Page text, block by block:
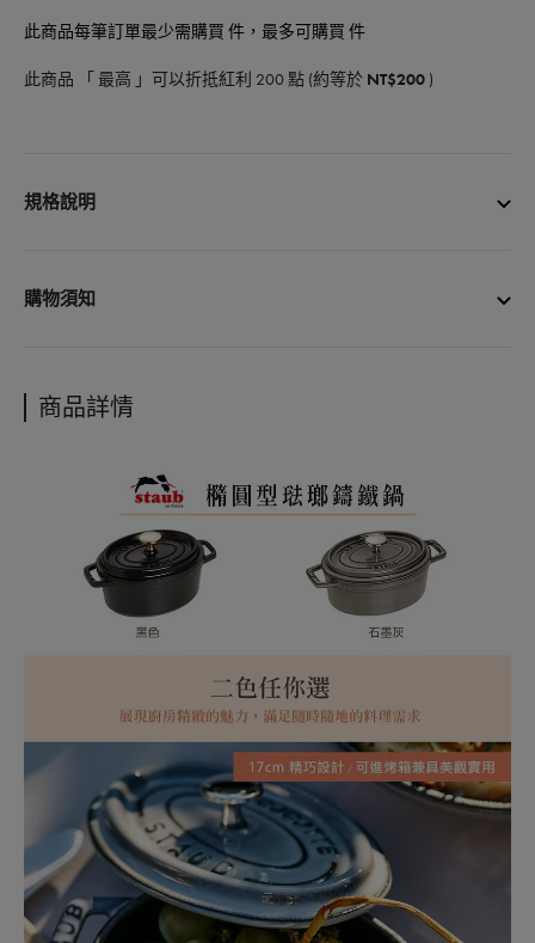
此商品每筆訂單最少需購買 件，最多可購買 件
此商品 「 最高 」可以折抵紅利 200點 (約等於 NT$200 )
規格說明
商品尺寸：直徑17cm(不含手柄)
商品產地：法國
購物須知
• 更多購物資訊，請參閱以下說明
購物說明
退貨政策
會員紅利
商品詳情